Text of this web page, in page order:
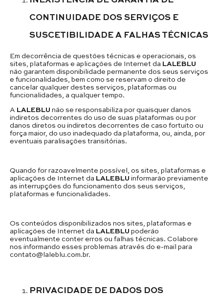
CONTINUIDADE DOS SERVIÇOS E
SUSCETIBILIDADE A FALHAS TÉCNICAS
Em decorrência de questões técnicas e operacionais, os
sites, plataformas e aplicações de Internet da LALEBLU
não garantem disponibilidade permanente dos seus serviços
e funcionalidades, bem como se reservam o direito de
cancelar qualquer destes serviços, plataformas ou
funcionalidades, a qualquer tempo.
A LALEBLU não se responsabiliza por quaisquer danos
indiretos decorrentes do uso de suas plataformas ou por
danos diretos ou indiretos decorrentes de caso fortuito ou
força maior, do uso inadequado da plataforma, ou, ainda, por
eventuais paralisações transitórias.
Quando for razoavelmente possível, os sites, plataformas e
aplicações de Internet da LALEBLU informarão previamente
as interrupções do funcionamento dos seus serviços,
plataformas e funcionalidades.
Os conteúdos disponibilizados nos sites, plataformas e
aplicações de Internet da LALEBLU poderão
eventualmente conter erros ou falhas técnicas. Colabore
nos informando esses problemas através do e-mail para
contato@laleblu.com.br.
PRIVACIDADE DE DADOS DOS